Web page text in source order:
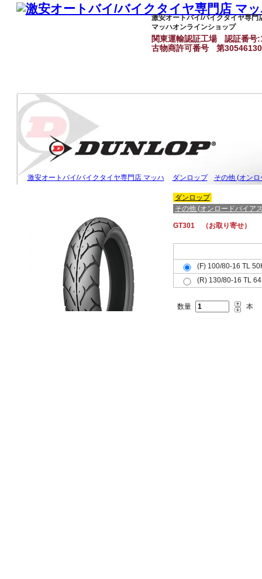
激安オートバイ/バイクタイヤ専門
マッハオンラインショップ
関東運輸認証工場
認証番号
古物商許可番号
第
激安オートバイ/バイクタイヤ専門店 マッハ ダンロップ その他 (オン
ダンロップ
その他 (オンロードバイア
GT301 （お取り寄せ）
(F) 100/80-16 TL
(R) 130/80-16 TL
数量 本